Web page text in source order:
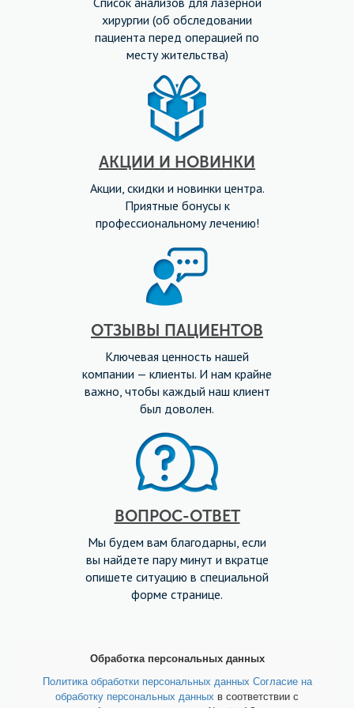
хирургии (об обследовании
пациента перед операцией по
месту жительства)
АКЦИИ И НОВИНКИ
Акции, скидки и новинки центра.
Приятные бонусы к
профессиональному лечению!
ОТЗЫВЫ ПАЦИЕНТОВ
Ключевая ценность нашей
компании — клиенты. И нам крайне
важно, чтобы каждый наш клиент
был доволен.
ВОПРОС-ОТВЕТ
Мы будем вам благодарны, если
вы найдете пару минут и вкратце
опишете ситуацию в специальной
форме странице.
Обработка персональных данных
Политика обработки персональных данных Согласие на
обработку персональных данных в соответствии с